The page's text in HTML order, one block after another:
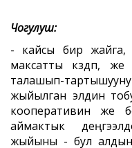
Чогулуш:
- кайсы бир жайга,
максатты көздөп,
талашып-
жыйылган элдин
кооперативин же
аймактык
жыйыны - бул